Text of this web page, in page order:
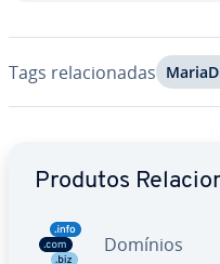
Tags re­la­ci­o­na­das
Produtos
Domínios